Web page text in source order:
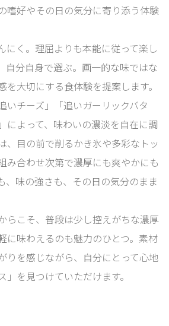
嗜好やその日の気分に寄り添う体験
く。理屈よりも本能に従って楽し
自分自身で選ぶ。画一的な味ではな
を大切にする食体験を提案します。
いチーズ」「追いガーリックバタ
によって、味わいの濃淡を自在に調
、目の前で削るかき氷や多彩なトッ
み合わせ次第で濃厚にも爽やかにも
、味の強さも、その日の気分のまま
らこそ、普段は少し控えがちな濃厚
に味わえるのも魅力のひとつ。素材
りを感じながら、自分にとって心地
」を見つけていただけます。